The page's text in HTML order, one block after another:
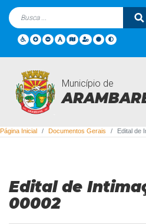
Município de
Documentos Gerais
Página Inicial Documentos Gerais Edital de
Edital de
00002